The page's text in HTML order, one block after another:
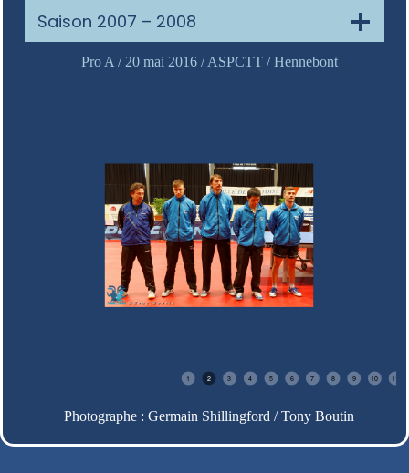
Saison 2007 – 2008
Pro A / 20 mai 2016 / ASPCTT / Hennebont
1 2 3 4 5 6 7 8 9 10 11
Photographe : Germain Shillingford / Tony Boutin